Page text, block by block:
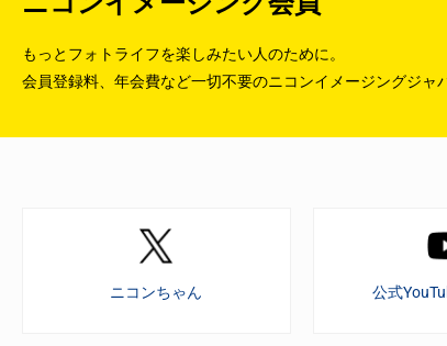
もっとフォトライフを楽しみたい人のために。
会員登録料、年会費など一切不要のニコンイメージングジャ
ニコンちゃん 公式